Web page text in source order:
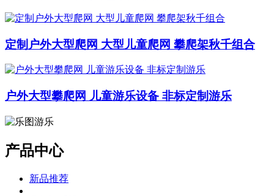
定制户外大型爬网 大型儿童爬网 攀爬架秋千组合
户外大型攀爬网 儿童游乐设备 非标定制游乐
产品中心
新品推荐